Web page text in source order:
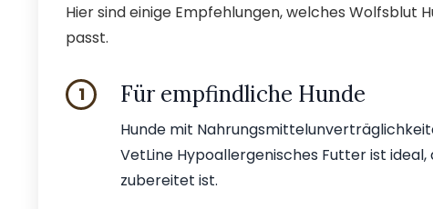
Hier sind einige Empfehlungen, welches
passt.
1 Für empfindliche Hunde
Hunde mit
VetLine Hypoallergenisches Futter ist ideal,
zubereitet ist.